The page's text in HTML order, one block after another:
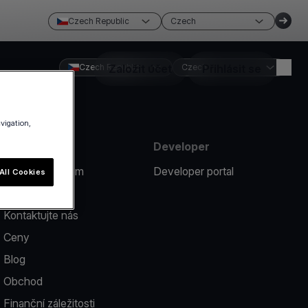
Czech Republic Czech
Založit účet Přihlásit se
Czech Republic Czech
Nahlásit problém
Kontaktujte nás
Ceny
Blog
Obchod
Finanční záležitosti
Developer
Developer portal
Cookies